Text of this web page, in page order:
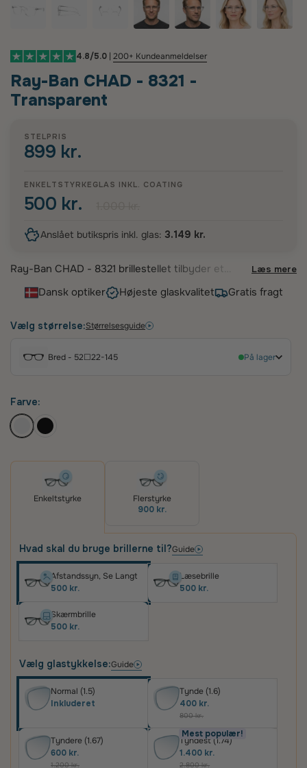
4.8/5.0 | 200+ Kundeanmeldelser
Ray-Ban CHAD - 8321 -
Transparent
STELPRIS
899 kr.
ENKELTSTYRKEGLAS INKL. COATING
500 kr.
Anslået butikspris inkl. glas: 3.149 kr.
Ray-Ban CHAD - 8321 brillestellet tilbyder et
briller i transparent acetat præsenterer en stilfuld
damer. Designet kombinerer Ray-Bans ikoniske
skaber et alsidigt look, der fremhæver din
personlige stil med et strejf af diskret elegance.
Læs mere
Dansk optiker Højeste glaskvalitet Gratis fragt
Vælg størrelse:Størrelsesguide
Bred - 52☐22-145 På lager
Farve:
Enkeltstyrke
Flerstyrke
900 kr.
Hvad skal du bruge brillerne til?Guide
Afstandssyn, Se Langt
500 kr.
Læsebrille
500 kr.
Skærmbrille
500 kr.
Vælg glastykkelse:Guide
Normal (1.5)
Inkluderet
Tynde (1.6)
400 kr.
800 kr.
Mest populær!
Tyndere (1.67)
600 kr.
1.200 kr.
Tyndest (1.74)
1.400 kr.
2.800 kr.